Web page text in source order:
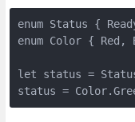
enum Status {
enum Color { Red,
let status =